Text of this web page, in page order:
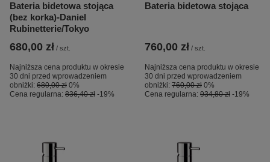
Bateria bidetowa stojąca
(bez korka)-Daniel
Rubinetterie/Tokyo
680,00 zł / szt.
Najniższa cena produktu w okresie
30 dni przed wprowadzeniem
obniżki: 680,00 zł 0%
Cena regularna: 836,40 zł -19%
Bateria bidetowa stojąca
760,00 zł / szt.
Najniższa cena produktu w okresie
30 dni przed wprowadzeniem
obniżki: 760,00 zł 0%
Cena regularna: 934,80 zł -19%